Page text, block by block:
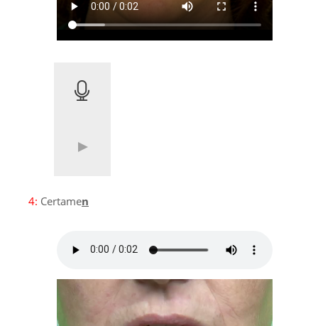
4: Certamen